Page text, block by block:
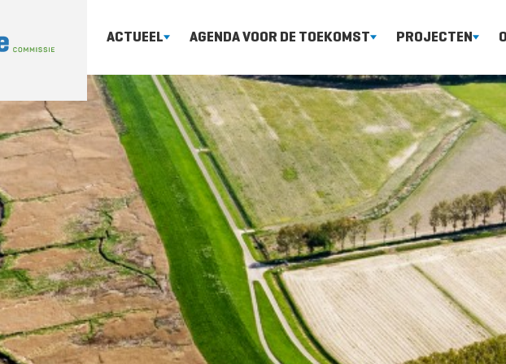
ACTUEEL
-Scheldenieuwsbrief
-Scheldemagazine
- Archief wetenschappelijke
publicaties en rapporten
AGENDA VOOR DE TOEKOMST
-Sediment
-Natuur
-Monitoring, Evaluatie en
Rapportage
-Langetermijnperspectief
Natuur
-
Langetermijnperspectief
Toegankelijkheid
PROJECTEN
-Nieuwe Sluis
-Flexibel
-
Schelde-
-Sigmaplan
-
-Natura 2000
-De
monding
-Het
-
-